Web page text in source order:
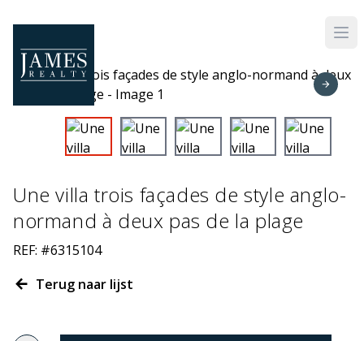
Une villa trois façades de style anglo-
normand à deux pas de la plage
REF: #6315104
Terug naar lijst